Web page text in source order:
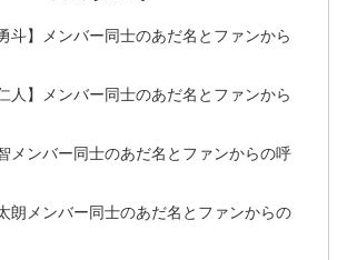
斗】メンバー同士のあだ名とファンから
人】メンバー同士のあだ名とファンから
メンバー同士のあだ名とファンからの呼
朗メンバー同士のあだ名とファンからの